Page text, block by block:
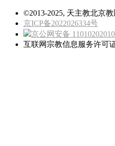
©2013-2025, 天主教北京
京ICP备2022026334号
京公网安备
互联网宗教信息服务许可